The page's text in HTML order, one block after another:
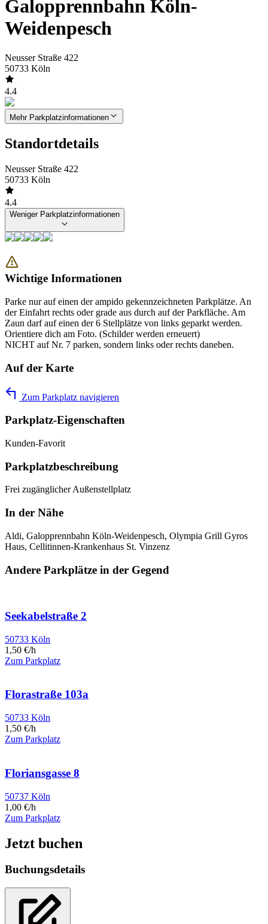
Galopprennbahn Köln-
Weidenpesch
Neusser Straße 422
50733 Köln
4.4
Mehr Parkplatzinformationen
Standortdetails
Neusser Straße 422
50733 Köln
4.4
Weniger Parkplatzinformationen
Wichtige Informationen
Parke nur auf einen der ampido gekennzeichneten Parkplätze. An
der Einfahrt rechts oder grade aus durch auf der Parkfläche. Am
Zaun darf auf einen der 6 Stellplätze von links geparkt werden.
Orientiere dich am Foto. (Schilder werden erneuert)
NICHT auf Nr. 7 parken, sondern links oder rechts daneben.
Auf der Karte
Zum Parkplatz navigieren
Parkplatz-Eigenschaften
Kunden-Favorit
Parkplatzbeschreibung
Frei zugänglicher Außenstellplatz
In der Nähe
Aldi, Galopprennbahn Köln-Weidenpesch, Olympia Grill Gyros
Haus, Cellitinnen-Krankenhaus St. Vinzenz
Andere Parkplätze in der Gegend
Seekabelstraße 2
50733 Köln
1,50 €/h
Zum Parkplatz
Florastraße 103a
50733 Köln
1,50 €/h
Zum Parkplatz
Floriansgasse 8
50737 Köln
1,00 €/h
Zum Parkplatz
Jetzt buchen
Buchungsdetails